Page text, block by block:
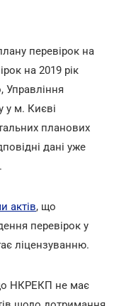
перевірок на
на 2019 рік
Управління
у м. Києві
планових
дані уже
актів, що
перевірок у
ліцензуванню.
НКРЕКП не має